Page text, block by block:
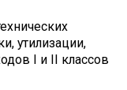
утилизации,
I и II классов